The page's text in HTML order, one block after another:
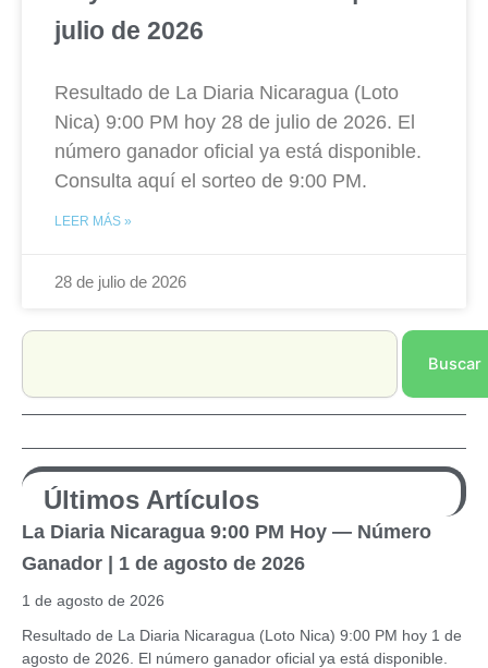
julio de 2026
Resultado de La Diaria Nicaragua (Loto
Nica) 9:00 PM hoy 28 de julio de 2026. El
número ganador oficial ya está disponible.
Consulta aquí el sorteo de 9:00 PM.
LEER MÁS »
28 de julio de 2026
Search
Buscar
Últimos Artículos
La Diaria Nicaragua 9:00 PM Hoy — Número
Ganador | 1 de agosto de 2026
1 de agosto de 2026
Resultado de La Diaria Nicaragua (Loto Nica) 9:00 PM hoy 1 de
agosto de 2026. El número ganador oficial ya está disponible.